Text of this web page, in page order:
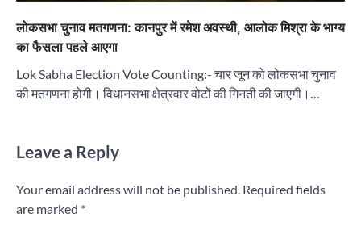
लोकसभा चुनाव मतगणना: कानपुर में रमेश अवस्थी, आलोक मिश्रा के भाग्य
का फैसला पहले आएगा
Lok Sabha Election Vote Counting:- चार जून को लोकसभा चुनाव
की मतगणना होगी। विधानसभा क्षेत्रवार वोटों की गिनती की जाएगी।…
Leave a Reply
Your email address will not be published. Required fields
are marked *